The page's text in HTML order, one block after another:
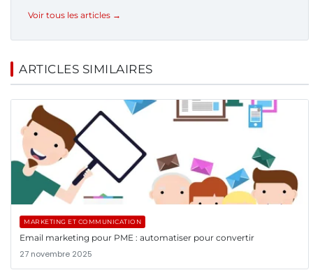
Voir tous les articles →
ARTICLES SIMILAIRES
MARKETING ET COMMUNICATION
Email marketing pour PME : automatiser pour convertir
27 novembre 2025